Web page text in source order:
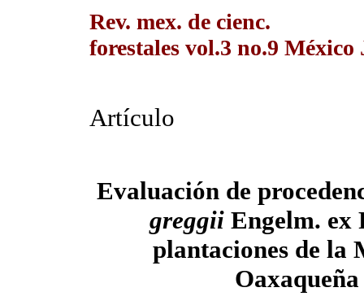
Rev. mex. de cienc.
forestales vol.3 no.9 México
Artículo
Evaluación de
greggii Engelm. ex
plantaciones de la
Oaxaqueña